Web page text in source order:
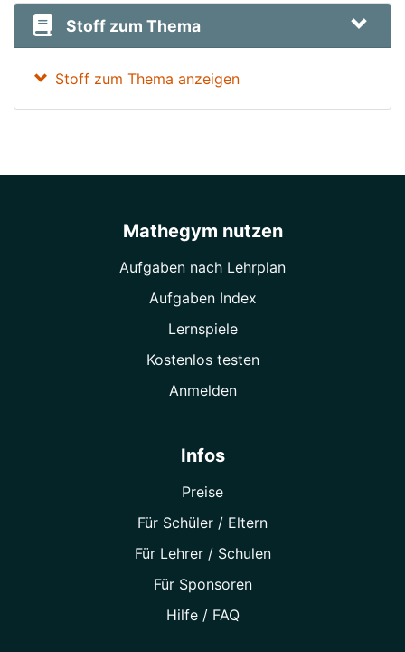
Stoff zum Thema
Stoff zum Thema anzeigen
Mathegym nutzen
Aufgaben nach Lehrplan
Aufgaben Index
Lernspiele
Kostenlos testen
Anmelden
Infos
Preise
Für Schüler / Eltern
Für Lehrer / Schulen
Für Sponsoren
Hilfe / FAQ